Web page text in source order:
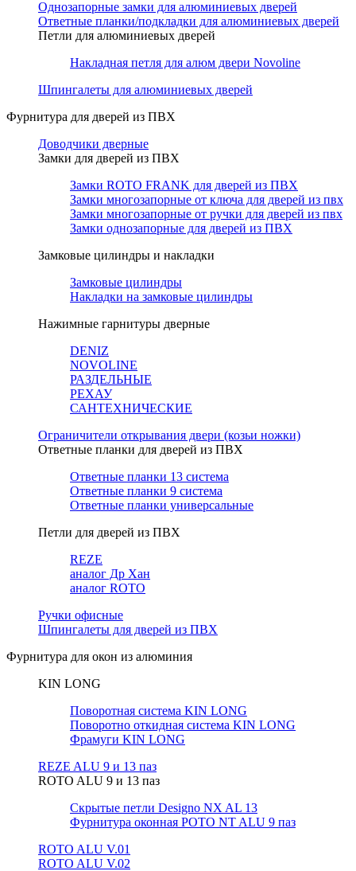
Однозапорные замки для алюминиевых дверей
Ответные планки/подкладки для алюминиевых дверей
Петли для алюминиевых дверей
Накладная петля для алюм двери Novoline
Шпингалеты для алюминиевых дверей
Фурнитура для дверей из ПВХ
Доводчики дверные
Замки для дверей из ПВХ
Замки ROTO FRANK для дверей из ПВХ
Замки многозапорные от ключа для дверей из пвх
Замки многозапорные от ручки для дверей из пвх
Замки однозапорные для дверей из ПВХ
Замковые цилиндры и накладки
Замковые цилиндры
Накладки на замковые цилиндры
Нажимные гарнитуры дверные
DENIZ
NOVOLINE
РАЗДЕЛЬНЫЕ
РЕХАУ
САНТЕХНИЧЕСКИЕ
Ограничители открывания двери (козьи ножки)
Ответные планки для дверей из ПВХ
Ответные планки 13 система
Ответные планки 9 система
Ответные планки универсальные
Петли для дверей из ПВХ
REZE
аналог Др Хан
аналог ROTO
Ручки офисные
Шпингалеты для дверей из ПВХ
Фурнитура для окон из алюминия
KIN LONG
Поворотная система KIN LONG
Поворотно откидная система KIN LONG
Фрамуги KIN LONG
REZE ALU 9 и 13 паз
ROTO ALU 9 и 13 паз
Скрытые петли Designo NX AL 13
Фурнитура оконная РОТО NT ALU 9 паз
ROTO ALU V.01
ROTO ALU V.02